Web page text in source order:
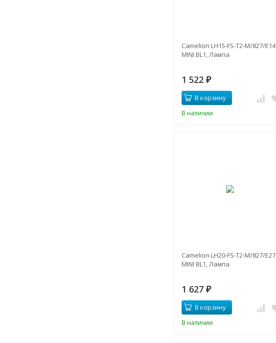
Camelion LH15-FS-T2-M/827/E14
MINI BL1, Лампа
1 522 ₽
В корзину
В наличии
Camelion LH20-FS-T2-M/827/E27
MINI BL1, Лампа
1 627 ₽
В корзину
В наличии